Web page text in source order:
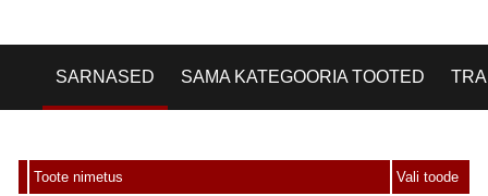
SARNASED SAMA KATEGOORIA TOOTED
Toote nimetus Vali toode